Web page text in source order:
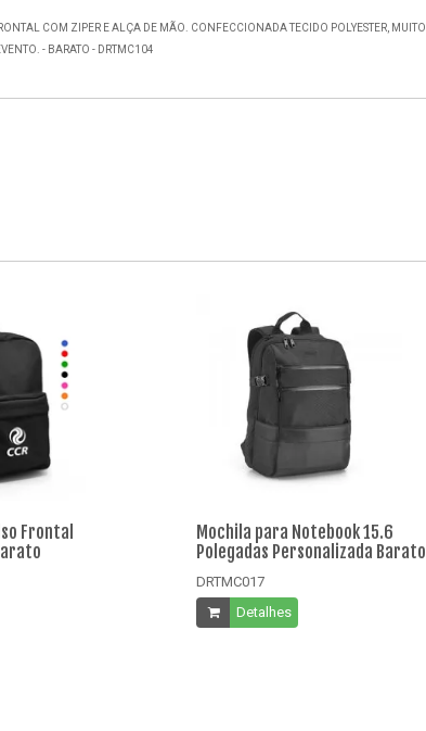
COM ZIPER E ALÇA DE MÃO. CONFECCIONADA TECIDO POLYESTER, MUITO
- BARATO - DRTMC104
Frontal
Mochila para Notebook 15.6
Polegadas Personalizada Barato
DRTMC017
Detalhes